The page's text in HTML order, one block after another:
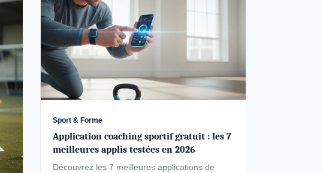
Sport & Forme
Application coaching sportif gratuit : les 7
meilleures applis testées en 2026
Découvrez les 7 meilleures applications de